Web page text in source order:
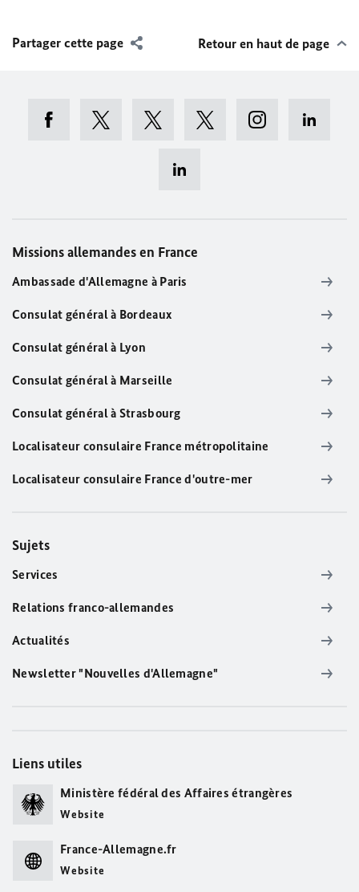
Partager cette page Retour en haut de page
Missions allemandes en France
Ambassade d'Allemagne à Paris
Consulat général à Bordeaux
Consulat général à Lyon
Consulat général à Marseille
Consulat général à Strasbourg
Localisateur consulaire France métropolitaine
Localisateur consulaire France d'outre-mer
Sujets
Services
Relations franco-allemandes
Actualités
Newsletter "Nouvelles d'Allemagne"
Liens utiles
Ministère fédéral des Affaires étrangères
Website
France-Allemagne.fr
Website